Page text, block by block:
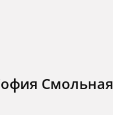
Смольная